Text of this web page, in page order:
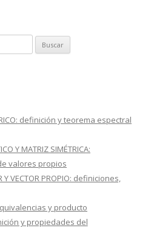
definición y teorema espectral
Y MATRIZ SIMÉTRICA:
valores propios
Y VECTOR PROPIO: definiciones,
y producto
y propiedades del